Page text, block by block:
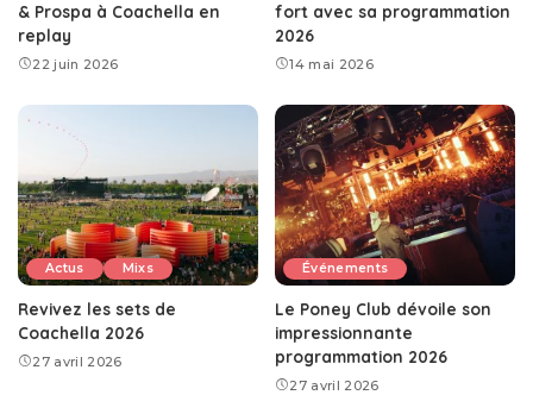
& Prospa à Coachella en
replay
22 juin 2026
fort avec sa programmation
2026
14 mai 2026
Actus Mixs
Revivez les sets de
Coachella 2026
27 avril 2026
Événements
Le Poney Club dévoile son
impressionnante
programmation 2026
27 avril 2026